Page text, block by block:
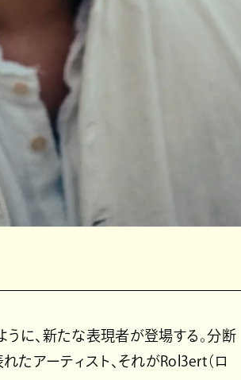
うに、新たな表現者が登場する。分断
アーティスト、それがRol3ert（ロ